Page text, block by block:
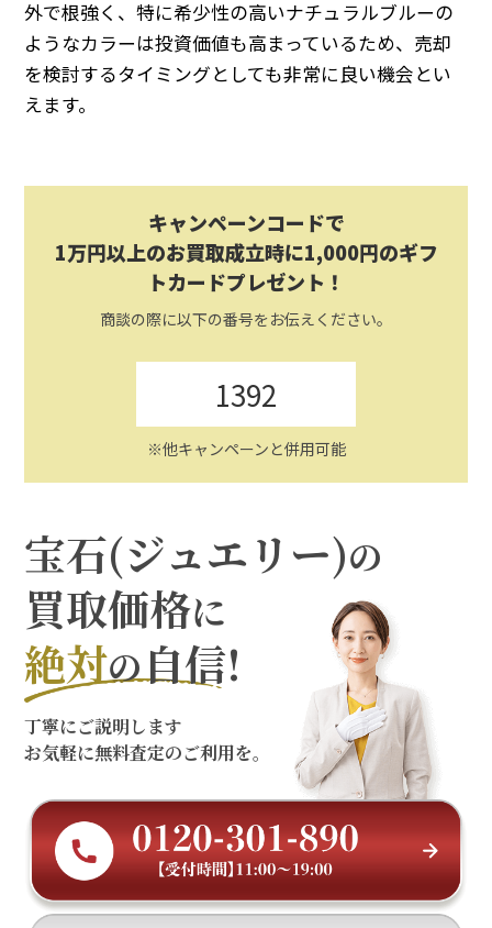
外で根強く、特に希少性の高いナチュラルブルーの
ようなカラーは投資価値も高まっているため、売却
を検討するタイミングとしても非常に良い機会とい
えます。
キャンペーンコードで
1万円以上のお買取成立時に1,000円のギフ
トカードプレゼント！
商談の際に以下の番号をお伝えください。
1392
※他キャンペーンと併用可能
宝石(ジュエリー)の
買取価格に
絶対の自信!
丁寧にご説明します
お気軽に無料査定のご利用を。